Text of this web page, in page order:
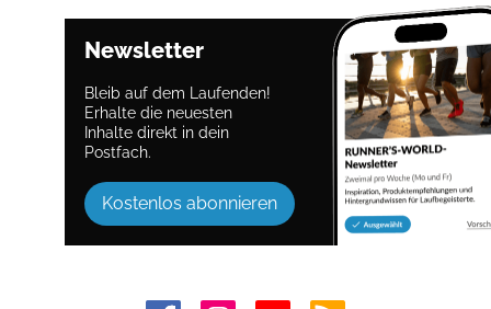
Newsletter
Bleib auf dem Laufenden!
Erhalte die neuesten
Inhalte direkt in dein
Postfach.
Kostenlos abonnieren